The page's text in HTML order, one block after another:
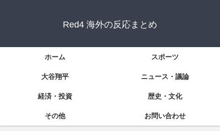
Red4 海外の反応まとめ
ホーム スポーツ
大谷翔平 ニュース・議論
経済・投資 歴史・文化
その他 お問い合わせ